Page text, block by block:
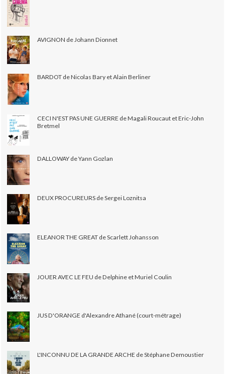
AVIGNON de Johann Dionnet
BARDOT de Nicolas Bary et Alain Berliner
CECI N'EST PAS UNE GUERRE de Magali Roucaut et Eric-John
Bretmel
DALLOWAY de Yann Gozlan
DEUX PROCUREURS de Sergei Loznitsa
ELEANOR THE GREAT de Scarlett Johansson
JOUER AVEC LE FEU de Delphine et Muriel Coulin
JUS D'ORANGE d'Alexandre Athané (court-métrage)
L'INCONNU DE LA GRANDE ARCHE de Stéphane Demoustier